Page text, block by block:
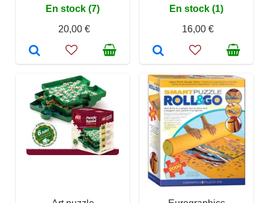
En stock (7)
20,00 €
En stock (1)
16,00 €